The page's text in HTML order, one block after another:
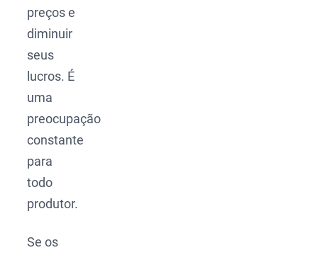
preços e
diminuir
seus
lucros. É
uma
preocupação
constante
para
todo
produtor.
Se os